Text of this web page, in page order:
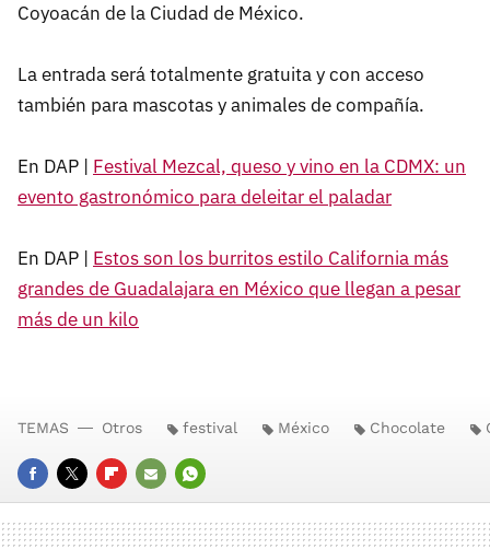
Coyoacán de la Ciudad de México.
La entrada será totalmente gratuita y con acceso
también para mascotas y animales de compañía.
En DAP | Festival Mezcal, queso y vino en la CDMX: un
evento gastronómico para deleitar el paladar
En DAP | Estos son los burritos estilo California más
grandes de Guadalajara en México que llegan a pesar
más de un kilo
FACEBOOK
TWITTERFLIPBOARD
E-
MAIL
WHATSAPP
TEMAS Otros festival México Chocolate